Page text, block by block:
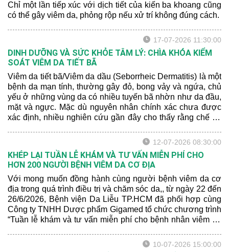
Chỉ một lần tiếp xúc với dịch tiết của kiến ba khoang cũng
có thể gây viêm da, phỏng rộp nếu xử trí không đúng cách.
17-07-2026 11:30:00
DINH DƯỠNG VÀ SỨC KHỎE TÂM LÝ: CHÌA KHÓA KIỂM
SOÁT VIÊM DA TIẾT BÃ
Viêm da tiết bã/Viêm da dầu (Seborrheic Dermatitis) là một
bệnh da mạn tính, thường gây đỏ, bong vảy và ngứa, chủ
yếu ở những vùng da có nhiều tuyến bã nhờn như da đầu,
mặt và ngực. Mặc dù nguyên nhân chính xác chưa được
xác định, nhiều nghiên cứu gần đây cho thấy rằng chế độ
12-07-2026 08:30:00
KHÉP LẠI TUẦN LỄ KHÁM VÀ TƯ VẤN MIỄN PHÍ CHO
HƠN 200 NGƯỜI BỆNH VIÊM DA CƠ ĐỊA
Với mong muốn đồng hành cùng người bệnh viêm da cơ
địa trong quá trình điều trị và chăm sóc da,, từ ngày 22 đến
26/6/2026, Bệnh viện Da Liễu TP.HCM đã phối hợp cùng
Công ty TNHH Dược phẩm Gigamed tổ chức chương trình
“Tuần lễ khám và tư vấn miễn phí cho bệnh nhân viêm da
10-07-2026 15:00:00